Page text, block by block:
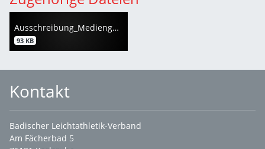
Ausschreibung_Mediengestalter-1.pdf
93 KB
Kontakt
Badischer Leichtathletik-Verband
Am Fächerbad 5